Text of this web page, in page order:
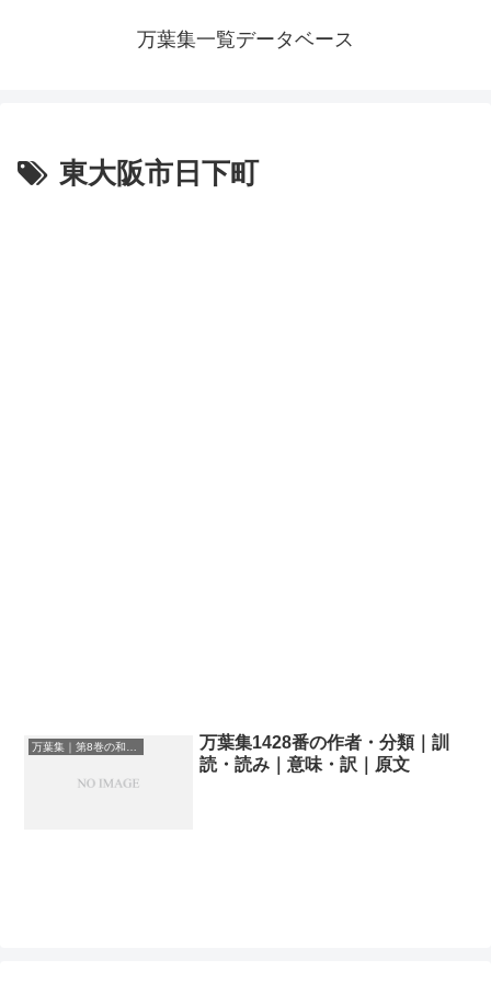
万葉集一覧データベース
東大阪市日下町
万葉集1428番の作者・分類｜訓
読・読み｜意味・訳｜原文